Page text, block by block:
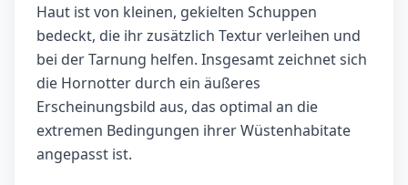
Haut ist von kleinen, gekielten Schuppen
bedeckt, die ihr zusätzlich Textur verleihen und
bei der Tarnung helfen. Insgesamt zeichnet sich
die Hornotter durch ein äußeres
Erscheinungsbild aus, das optimal an die
extremen Bedingungen ihrer Wüstenhabitate
angepasst ist.